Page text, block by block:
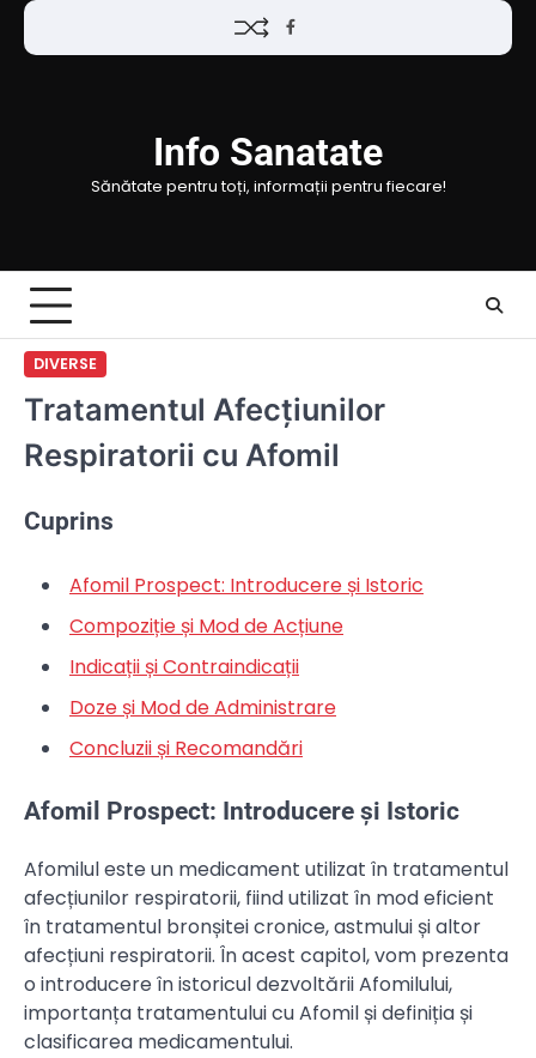
Skip
Facebook
Info Sanatate
Sănătate pentru toți, informații pentru fiecare!
DIVERSE
Tratamentul Afecțiunilor
Respiratorii cu Afomil
Cuprins
Afomil Prospect: Introducere și Istoric
Compoziție și Mod de Acțiune
Indicații și Contraindicații
Doze și Mod de Administrare
Concluzii și Recomandări
Afomil Prospect: Introducere și Istoric
Afomilul este un medicament utilizat în tratamentul
afecțiunilor respiratorii, fiind utilizat în mod eficient
în tratamentul bronșitei cronice, astmului și altor
afecțiuni respiratorii. În acest capitol, vom prezenta
o introducere în istoricul dezvoltării Afomilului,
importanța tratamentului cu Afomil și definiția și
clasificarea medicamentului.